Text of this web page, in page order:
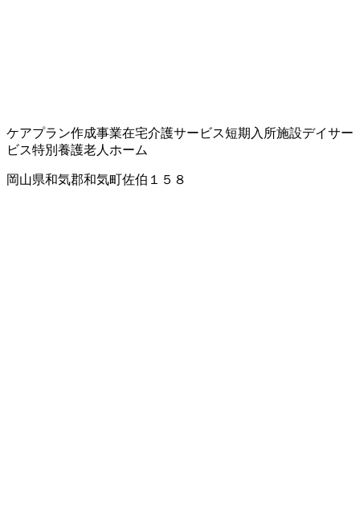
ケアプラン作成事業在宅介護サービス短期入所施設デイサー
ビス特別養護老人ホーム
岡山県和気郡和気町佐伯１５８